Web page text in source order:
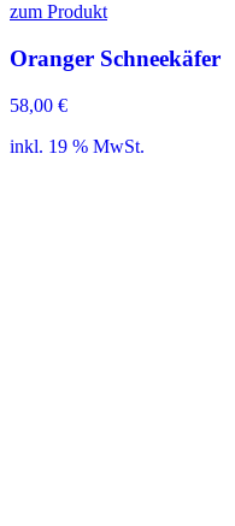
zum Produkt
Oranger Schneekäfer
58,00 €
inkl. 19 % MwSt.